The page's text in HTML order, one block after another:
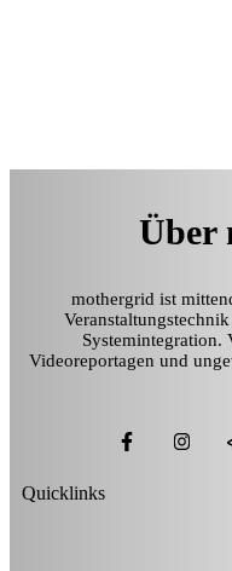
Über
mothergrid ist
Systemintegration.
Videoreportagen und
Quicklinks